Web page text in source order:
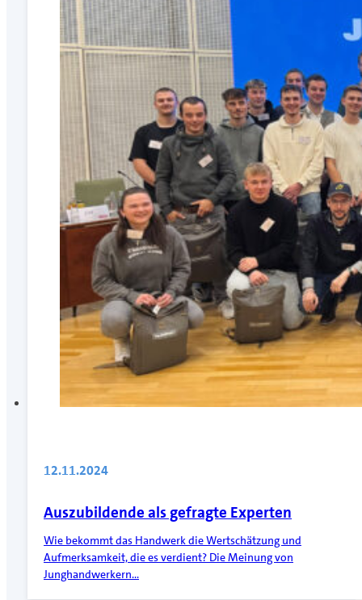
12.11.2024
Auszubildende als gefragte Experten
Wie bekommt das Handwerk die Wertschätzung und
Aufmerksamkeit, die es verdient? Die Meinung von
Junghandwerkern…